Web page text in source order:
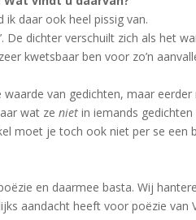
ik daar ook heel pissig van.
De dichter verschuilt zich als het
kwetsbaar ben voor zo’n
van gedichten, maar
wat zeniet in iemands
moet je toch ook niet per se een
en daarmee basta. Wij
aandacht heeft voor poëzie van